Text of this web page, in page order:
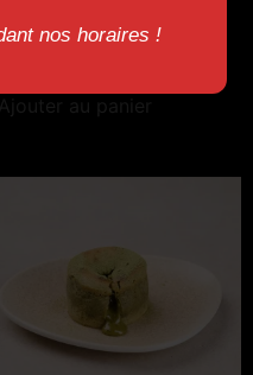
nos horaires !